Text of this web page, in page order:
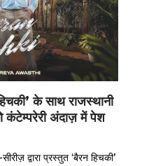
के साथ राजस्थानी
कंटेम्परेरी अंदाज़ में पेश
द्वारा प्रस्तुत ‘बैरन हिचकी’